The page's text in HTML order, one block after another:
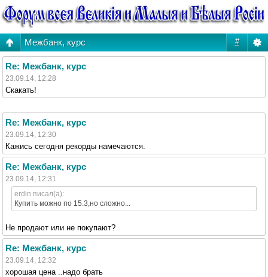
#
Межбанк, курс
Re: Межбанк, курс
23.09.14, 12:28
Скакать!
Re: Межбанк, курс
23.09.14, 12:30
Кажись сегодня рекорды намечаются.
Re: Межбанк, курс
23.09.14, 12:31
erdin писал(а):
Купить можно по 15.3,но сложно...
Не продают или не покупают?
Re: Межбанк, курс
23.09.14, 12:32
хорошая цена ..надо брать